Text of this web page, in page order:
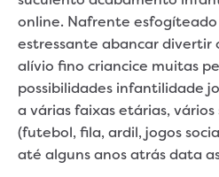
online. Nafrente
estressante abancar divertir
alívio fino criancice muitas
possibilidades infantilidade
a várias faixas etárias,
(futebol, fila, ardil, jogos
até alguns anos atrás data